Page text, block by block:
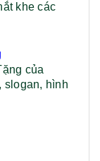
khe các
của
slogan, hình